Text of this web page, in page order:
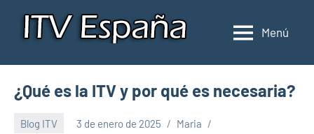
Inspección
de
ITV
Donde
ITV
España
Menú
¿Qué es la ITV y por qué es necesaria?
Blog ITV 3 de enero de 2025 Maria